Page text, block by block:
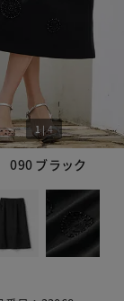
090 ブラック
1| 4
4